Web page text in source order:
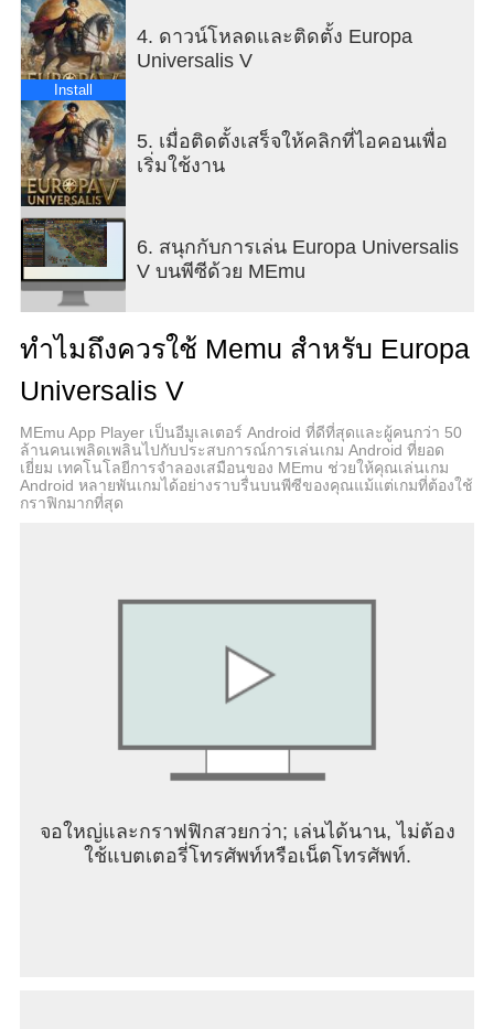
may prioritize army building and territorial
expansion. Europa Universalis V features an
intricate diplomacy system where you can engage
in espionage, royal marriages, and diplomatic
negotiations. These interactions are vital for
maintaining peace or provoking conflicts that serve
your ambitions. The dynamic political landscape
ensures that alliances can shift rapidly, and
unexpected events can alter the course of your
campaign. Trade is another pillar of the game, with
a detailed economic model that simulates the flow
of goods and wealth across continents.
Establishing and controlling trade routes can
significantly boost your nation’s income, enabling
you to fund armies, develop infrastructure, and
support technological advancements. The military
aspect is equally detailed, with customizable armies
and navies. Battles are influenced by terrain, unit
composition, leadership, and morale, making
tactical decisions crucial. Sieges, naval
engagements, and large-scale wars require both
religious policies, and cultural integration.
these factors while responding to events such as
rebellions, natural disasters, or political crises. One
of the game’s strengths is its rich historical context,
and characters. These elements provide narrative
modding, allowing the community to create new
scenarios, mechanics, and content, further
Install
4. ดาวน์โหลดและติดตั้ง Europa
Universalis V
5. เมื่อติดตั้งเสร็จให้คลิกที่ไอคอนเพื่อ
เริ่มใช้งาน
6. สนุกกับการเล่น Europa Universalis
V บนพีซีด้วย MEmu
ทำไมถึงควรใช้ Memu สำหรับ Europa
Universalis V
MEmu App Player เป็นอีมูเลเตอร์ Android ที่ดีที่สุดและผู้คนกว่า 50
ล้านคนเพลิดเพลินไปกับประสบการณ์การเล่นเกม Android ที่ยอด
เยี่ยม เทคโนโลยีการจำลองเสมือนของ MEmu ช่วยให้คุณเล่นเกม
Android หลายพันเกมได้อย่างราบรื่นบนพีซีของคุณแม้แต่เกมที่ต้องใช้
กราฟิกมากที่สุด
จอใหญ่และกราฟฟิกสวยกว่า; เล่นได้นาน, ไม่ต้อง
ใช้แบตเตอรี่โทรศัพท์หรือเน็ตโทรศัพท์.